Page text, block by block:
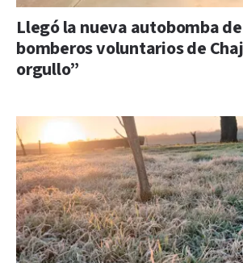
Llegó la nueva autobomba
bomberos voluntarios de
orgullo”